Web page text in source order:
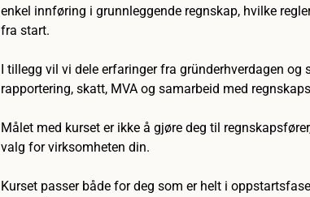
enkel innføring i grunnleggende regnskap, hvilke
fra start.
I tillegg vil vi dele erfaringer fra gründerhverdagen
rapportering, skatt, MVA og samarbeid med
Målet med kurset er ikke å gjøre deg til
valg for virksomheten din.
Kurset passer både for deg som er helt i